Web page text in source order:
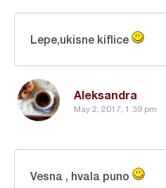
Aleksandra
May 2, 2017, 1:39 pm
Lepe,ukisne kiflice
Vesna , hvala puno